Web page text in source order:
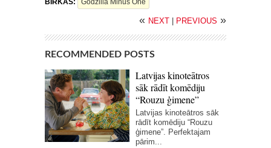
« NEXT | PREVIOUS »
RECOMMENDED POSTS
Latvijas kinoteātros
sāk rādīt komēdiju
“Rouzu ģimene”
Latvijas kinoteātros sāk
rādīt komēdiju “Rouzu
ģimene”. Perfektajam
pārim...